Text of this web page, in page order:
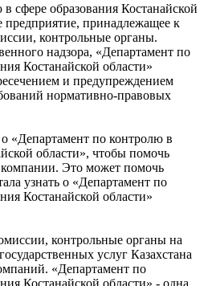
сфере образования Костанайской
предприятие, принадлежащее к
контрольные органы.
надзора, «Департамент по
Костанайской области»
и предупреждением
нормативно-правовых
«Департамент по контролю в
области», чтобы помочь
Это может помочь
узнать о «Департамент по
Костанайской области»
контрольные органы на
услуг Казахстана
«Департамент по
Костанайской области» - одна